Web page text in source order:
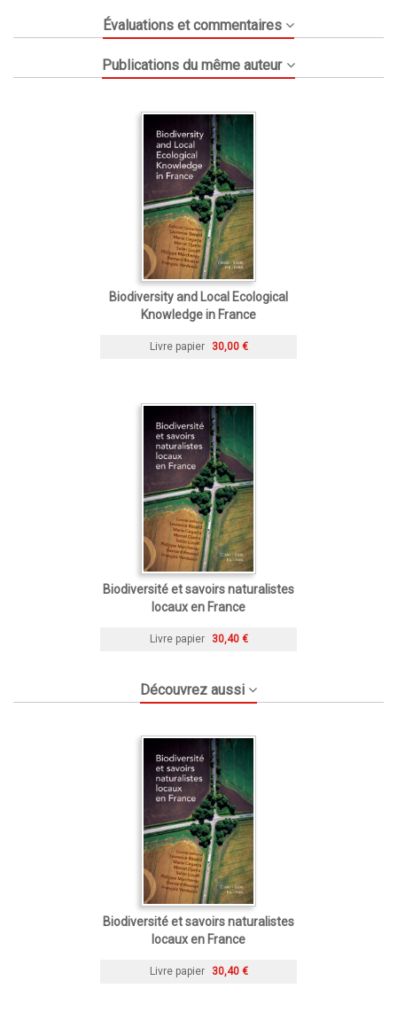
Évaluations et commentaires
Publications du même auteur
Biodiversity and Local Ecological
Knowledge in France
Livre papier 30,00 €
Biodiversité et savoirs naturalistes
locaux en France
Livre papier 30,40 €
Découvrez aussi
Biodiversité et savoirs naturalistes
locaux en France
Livre papier 30,40 €